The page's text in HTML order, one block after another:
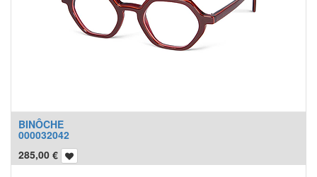
BINÔCHE
000032042
285,00 €